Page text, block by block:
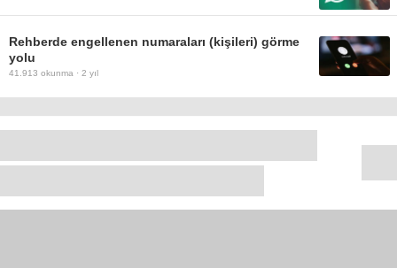
Rehberde engellenen numaraları (kişileri) görme
yolu
41.913 okunma · 2 yıl